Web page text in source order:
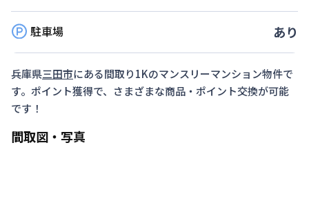
駐車場 あり
兵庫県三田市にある間取り1Kのマンスリーマンション物件で
す。ポイント獲得で、さまざまな商品・ポイント交換が可能
です！
間取図・写真